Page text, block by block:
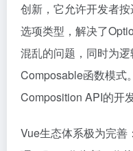
创新，它允许开发者
选项类型，解决了
混乱的问题，同时为
Composable函数模式
Composition API的开
Vue生态体系极为完善